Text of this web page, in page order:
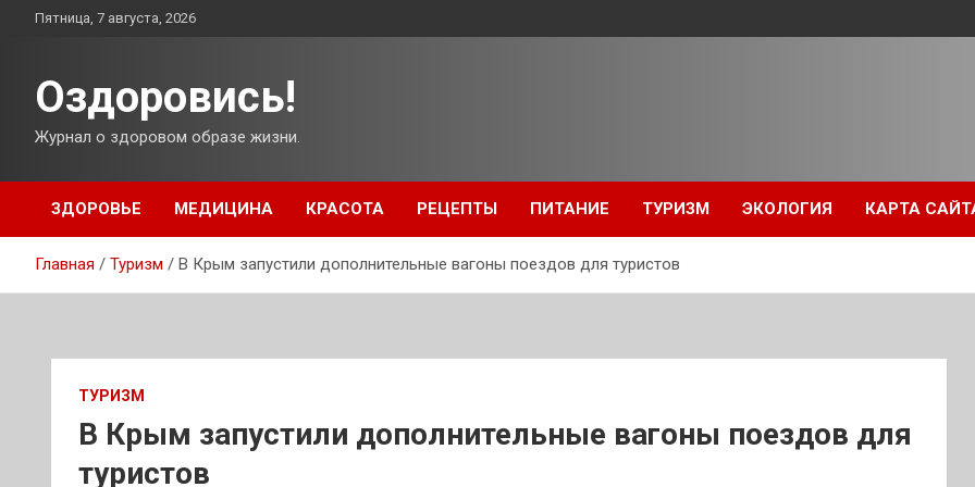
ПерейтиПятница, 7 августа, 2026
Оздоровись!
Журнал о здоровом образе жизни.
ЗДОРОВЬЕ МЕДИЦИНА КРАСОТА РЕЦЕПТЫ ПИТАНИЕ ТУРИЗМ ЭКОЛОГИЯ КАРТА
Главная Туризм В Крым запустили дополнительные вагоны поездов для туристов
ТУРИЗМ
В Крым запустили дополнительные вагоны поездов для
туристов